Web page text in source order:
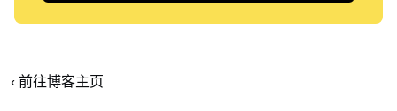
‹ 前往博客主页